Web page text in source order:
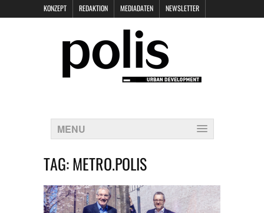
KONZEPT REDAKTION MEDIADATEN NEWSLETTER
DATENSCHUTZ
MENU
TAG:METRO.POLIS